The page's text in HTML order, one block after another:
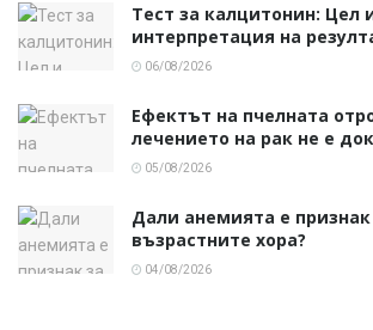
Тест за калцитонин: Цел
интерпретация на
06/08/2026
Ефектът на пчелната
лечението на рак не е
05/08/2026
Дали анемията е признак
възрастните хора?
04/08/2026